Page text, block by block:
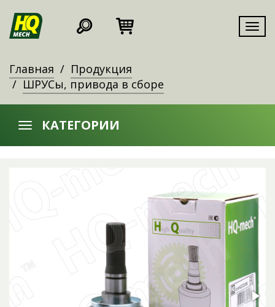
Главная
Продукция
ШРУСы, привода в сборе
КАТЕГОРИИ